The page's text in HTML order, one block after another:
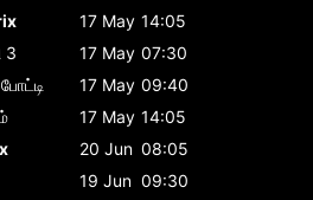
17 May 14:05
3 17 May 07:30
17 May 09:40
17 May 14:05
20 Jun 08:05
19 Jun 09:30